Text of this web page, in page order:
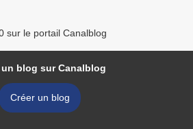
sur le portail Canalblog
un blog sur Canalblog
Créer un blog